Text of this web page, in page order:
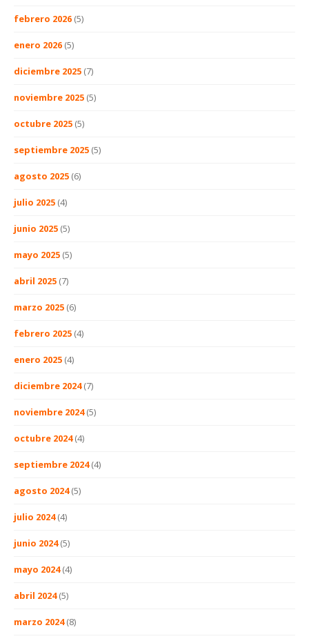
febrero 2026 (5)
enero 2026 (5)
diciembre 2025 (7)
noviembre 2025 (5)
octubre 2025 (5)
septiembre 2025 (5)
agosto 2025 (6)
julio 2025 (4)
junio 2025 (5)
mayo 2025 (5)
abril 2025 (7)
marzo 2025 (6)
febrero 2025 (4)
enero 2025 (4)
diciembre 2024(7)
noviembre 2024(5)
octubre 2024(4)
septiembre 2024(4)
agosto 2024(5)
julio 2024(4)
junio 2024(5)
mayo 2024(4)
abril 2024(5)
marzo 2024(8)